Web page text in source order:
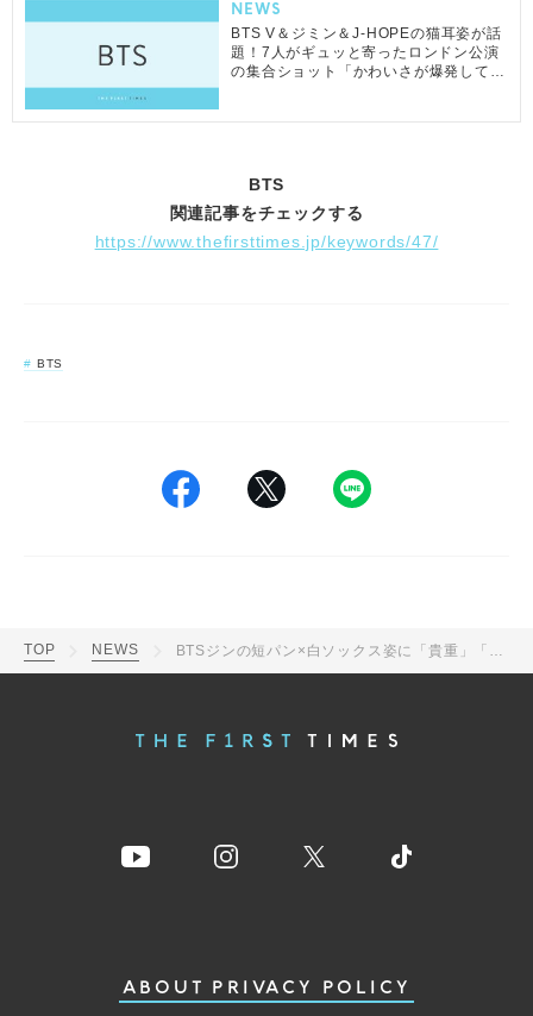
NEWS
BTS V＆ジミン＆J-HOPEの猫耳姿が話
題！7人がギュッと寄ったロンドン公演
の集合ショット「かわいさが爆発して
BTS
関連記事をチェックする
https://www.thefirsttimes.jp/keywords/47/
BTS
TOP NEWS
ABOUT PRIVACY POLICY